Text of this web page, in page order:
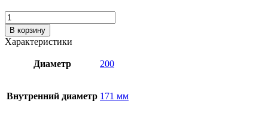
Количество
товара
Труба
гофрированная
КОРСИС
54475-
2011
В корзину
Характеристики
Диаметр 200
Внутренний диаметр 171 мм